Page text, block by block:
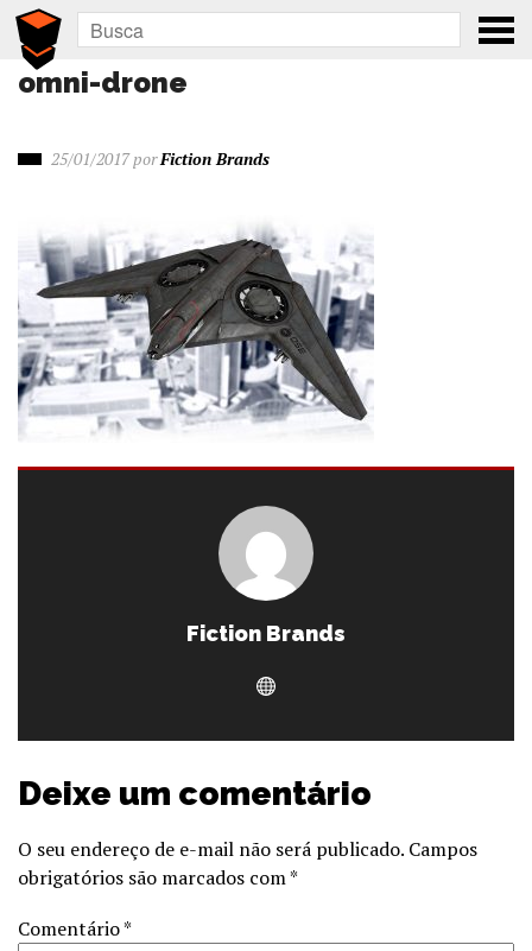
omni-drone
25/01/2017porFiction Brands
Fiction Brands
Deixe um comentário
O seu endereço de e-mail não será publicado. Campos
obrigatórios são marcados com*
Comentário*